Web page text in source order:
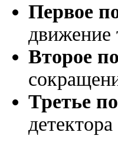
Первое
движение
Второе
Третье